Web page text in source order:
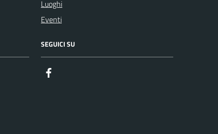
Luoghi
Eventi
SEGUICI SU